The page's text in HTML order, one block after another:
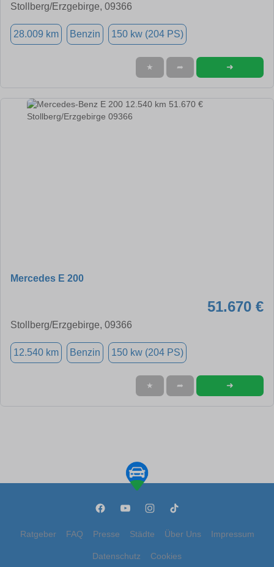
Stollberg/Erzgebirge, 09366
28.009 km Benzin 150 kw (204 PS)
★ ➦ ➜
Mercedes E 200
51.670 €
Stollberg/Erzgebirge, 09366
12.540 km Benzin 150 kw (204 PS)
★ ➦ ➜
Ratgeber FAQ Presse Städte Über Uns Impressum
Datenschutz Cookies